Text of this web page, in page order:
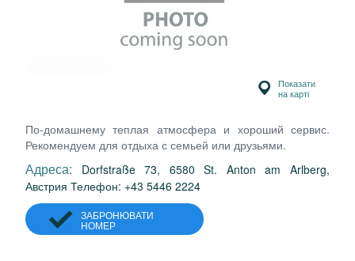
Показати
на карті
По-домашнему теплая атмосфера и хороший сервис.
Рекомендуем для отдыха с семьей или друзьями.
Адреса:
Dorfstraße 73, 6580 St. Anton am Arlberg,
Австрия Телефон: +43 5446 2224
ЗАБРОНЮВАТИ
НОМЕР